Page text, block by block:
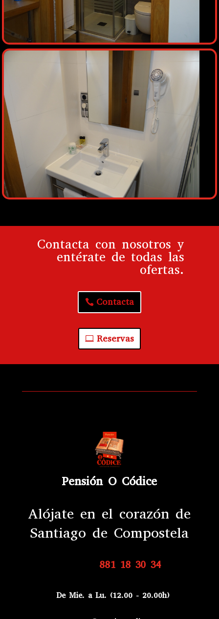
Contacta con nosotros y
entérate de todas las
ofertas.
Contacta
Reservas
Pensión O Códice
Alójate en el corazón de
Santiago de Compostela
881 18 30 34
De Mie. a Lu. (12.00 - 20.00h)